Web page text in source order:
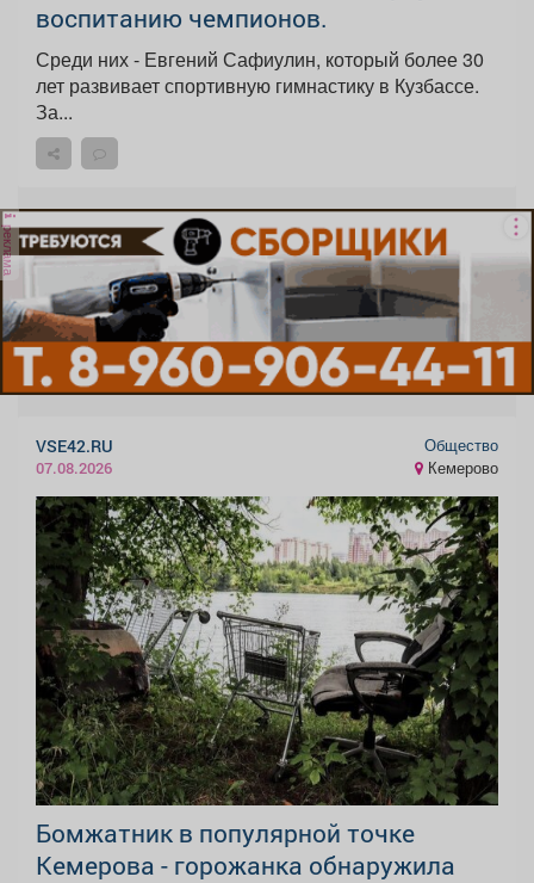
воспитанию чемпионов.
Среди них - Евгений Сафиулин, который более 30
лет развивает спортивную гимнастику в Кузбассе.
За...
реклама
VSE42.RU
07.08.2026
Общество
Кемерово
Бомжатник в популярной точке
Кемерова - горожанка обнаружила